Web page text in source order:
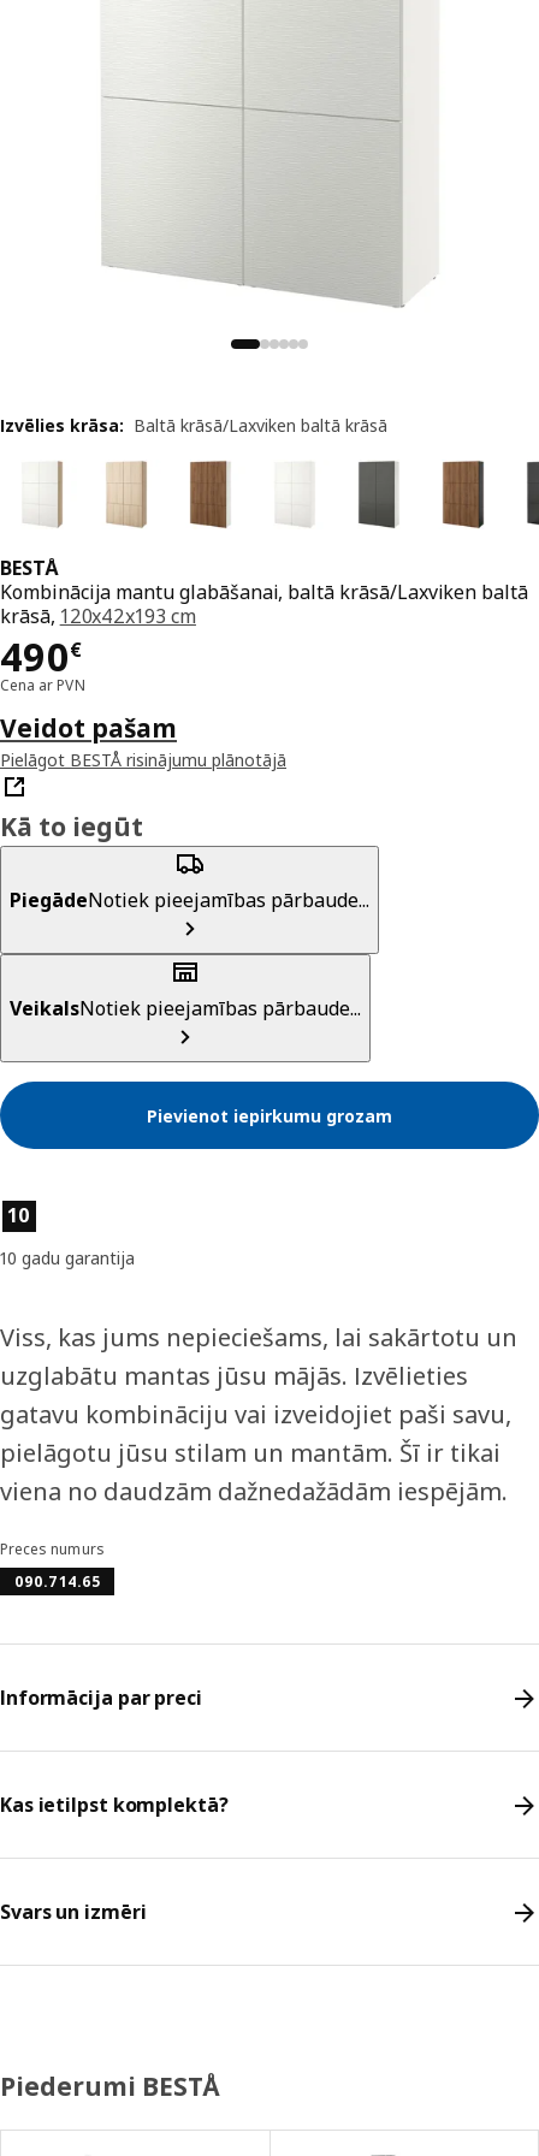
BESTÅ
Kombinācija mantu glabāšanai, baltā krāsā/Laxviken baltā
krāsā, 120x42x193 cm
490€
Cena 490€
Cena ar PVN
Izvēlies krāsa: Baltā krāsā/Laxviken baltā krāsā
Veidot pašam
Pielāgot BESTÅ risinājumu plānotājā
Kā to iegūt
PiegādeNotiek pieejamības pārbaude...
VeikalsNotiek pieejamības pārbaude...
Pievienot iepirkumu grozam
Preces īpašības
10
10 gadu garantija
Viss, kas jums nepieciešams, lai sakārtotu un
uzglabātu mantas jūsu mājās. Izvēlieties
gatavu kombināciju vai izveidojiet paši savu,
pielāgotu jūsu stilam un mantām. Šī ir tikai
viena no daudzām dažnedažādām iespējām.
Preces numurs
090.714.65
Informācija par preci
Kas ietilpst komplektā?
Svars un izmēri
Piederumi BESTÅ